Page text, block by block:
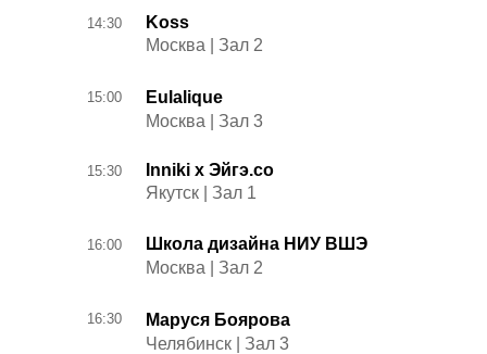
16:30
15:30
Москва | Зал 3
Москва | Зал 2
Школа дизайна НИУ ВШЭ
Маруся Боярова
Eulalique
Москва | Зал 2
Koss
Inniki x Эйгэ.со
Челябинск | Зал 3
Якутск | Зал 1
16:00
15:00
14:30